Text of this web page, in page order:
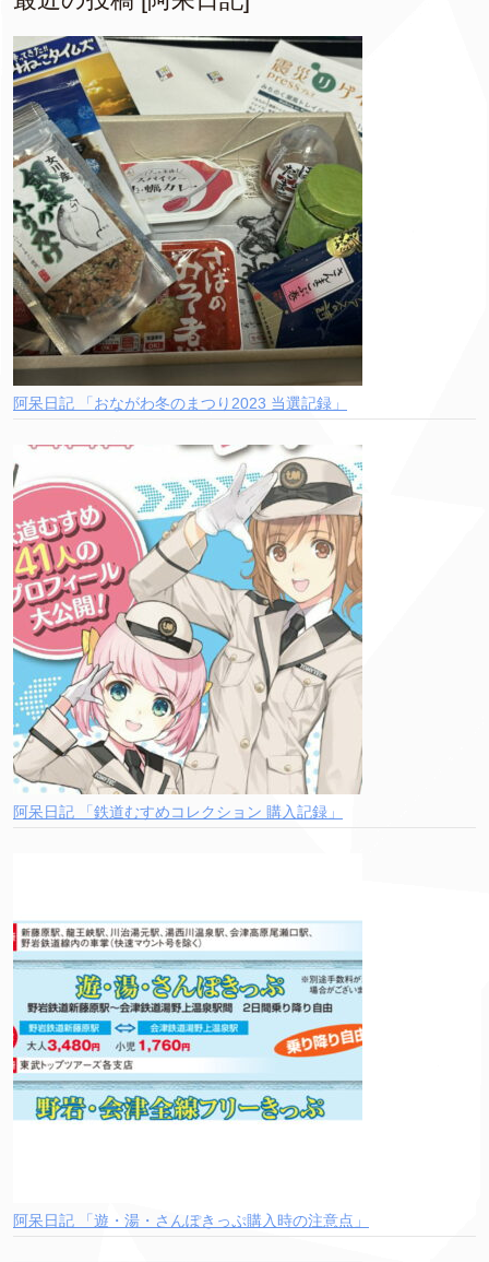
阿呆日記 「おながわ冬のまつり2023 当選記録」
阿呆日記 「鉄道むすめコレクション 購入記録」
阿呆日記 「遊・湯・さんぽきっぷ購入時の注意点」